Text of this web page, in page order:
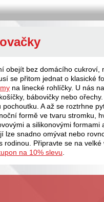
obejít bez domácího cukroví,
se přitom jednat o klasické
na linecké rohlíčky. U nás
bábovičky nebo
A až se roztrhne
formě ve tvaru stromku,
a silikonovými
lze snadno omývat nebo
Připravte se na
na 10% slevu